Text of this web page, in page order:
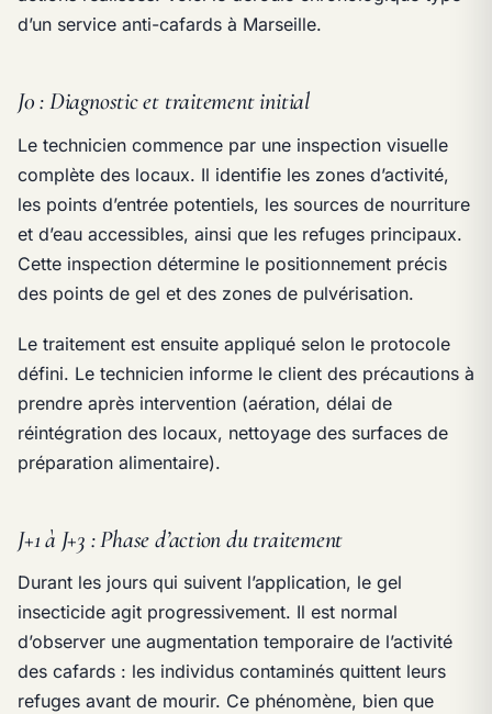
d’un service anti-cafards à Marseille.
J0 : Diagnostic et traitement initial
Le technicien commence par une inspection visuelle
complète des locaux. Il identifie les zones d’activité,
les points d’entrée potentiels, les sources de nourriture
et d’eau accessibles, ainsi que les refuges principaux.
Cette inspection détermine le positionnement précis
des points de gel et des zones de pulvérisation.
Le traitement est ensuite appliqué selon le protocole
défini. Le technicien informe le client des précautions à
prendre après intervention (aération, délai de
réintégration des locaux, nettoyage des surfaces de
préparation alimentaire).
J+1 à J+3 : Phase d’action du traitement
Durant les jours qui suivent l’application, le gel
insecticide agit progressivement. Il est normal
d’observer une augmentation temporaire de l’activité
des cafards : les individus contaminés quittent leurs
refuges avant de mourir. Ce phénomène, bien que